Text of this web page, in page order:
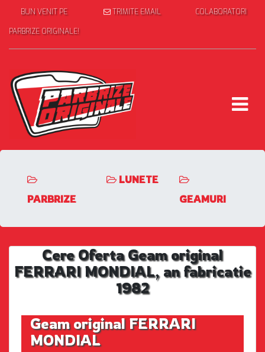
BUN VENIT PE
PARBRIZE ORIGINALE!
TRIMITE EMAIL COLABORATORI
PARBRIZE
LUNETE
GEAMURI
Cere Oferta Geam original
FERRARI MONDIAL, an fabricatie
1982
Geam original FERRARI
MONDIAL